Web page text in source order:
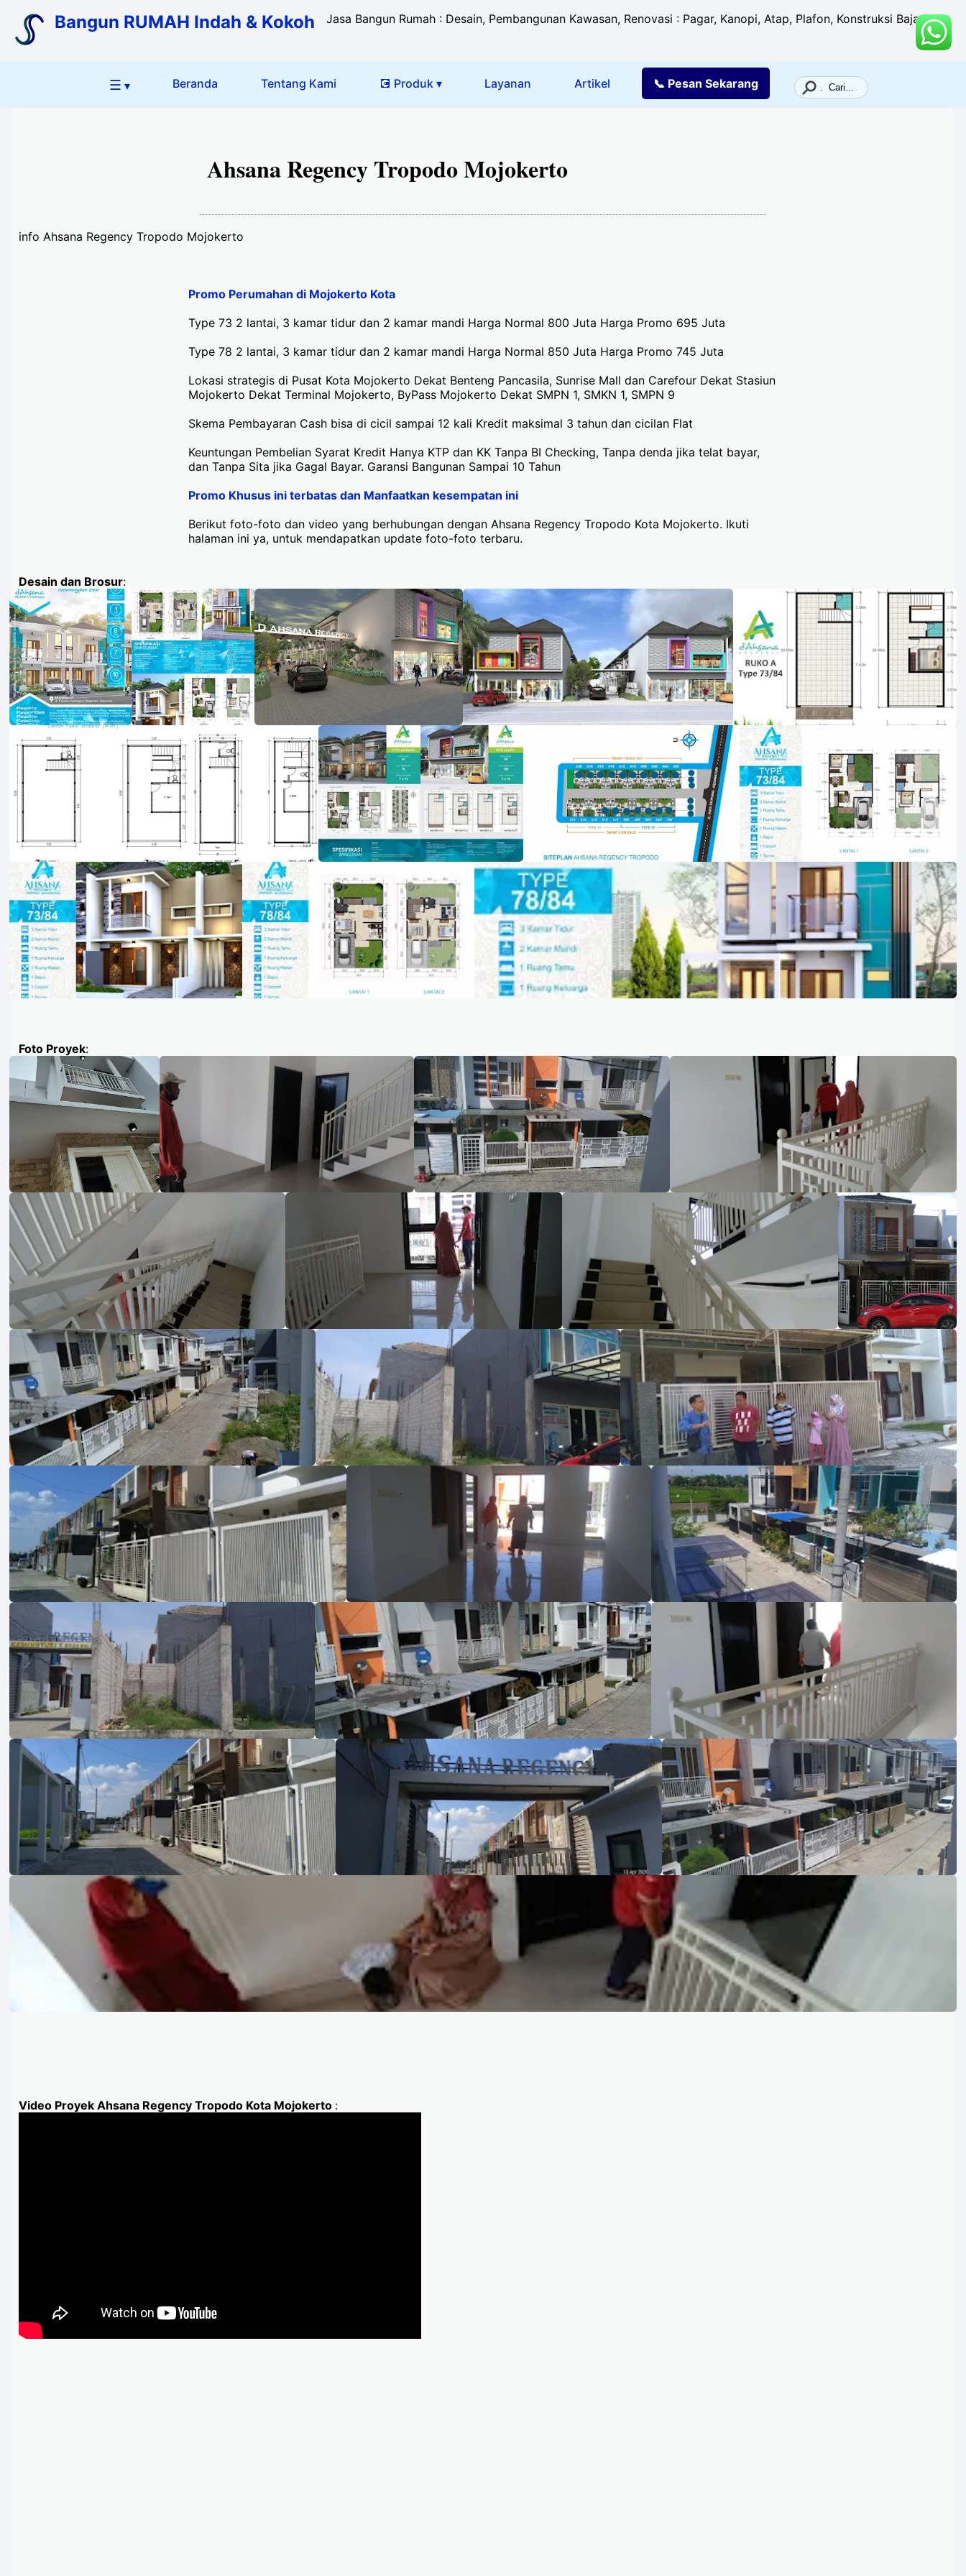
Bangun RUMAH Indah & Kokoh Jasa Bangun Rumah : Desain, Pembangunan Kawasan, Renovasi : Pagar, Kanopi, Atap, Plafon, Konstruksi Baja,
☰ ▾ Beranda Tentang Kami 💽 Produk ▾ Layanan Artikel 📞 Pesan Sekarang
Ahsana Regency Tropodo Mojokerto
info Ahsana Regency Tropodo Mojokerto
Promo Perumahan di Mojokerto Kota
Type 73 2 lantai, 3 kamar tidur dan 2 kamar mandi Harga Normal 800 Juta Harga Promo 695 Juta
Type 78 2 lantai, 3 kamar tidur dan 2 kamar mandi Harga Normal 850 Juta Harga Promo 745 Juta
Lokasi strategis di Pusat Kota Mojokerto Dekat Benteng Pancasila, Sunrise Mall dan Carefour Dekat Stasiun
Mojokerto Dekat Terminal Mojokerto, ByPass Mojokerto Dekat SMPN 1, SMKN 1, SMPN 9
Skema Pembayaran Cash bisa di cicil sampai 12 kali Kredit maksimal 3 tahun dan cicilan Flat
Keuntungan Pembelian Syarat Kredit Hanya KTP dan KK Tanpa BI Checking, Tanpa denda jika telat bayar,
dan Tanpa Sita jika Gagal Bayar. Garansi Bangunan Sampai 10 Tahun
Promo Khusus ini terbatas dan Manfaatkan kesempatan ini
Berikut foto-foto dan video yang berhubungan dengan Ahsana Regency Tropodo Kota Mojokerto. Ikuti
halaman ini ya, untuk mendapatkan update foto-foto terbaru.
Desain dan Brosur:
Foto Proyek:
Video Proyek Ahsana Regency Tropodo Kota Mojokerto :